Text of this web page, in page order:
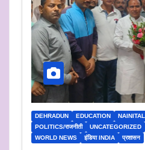
DEHRADUN EDUCATION NAINITAL
POLITICS/राजनीती
UNCATEGORIZED
WORLD NEWS
इंडिया INDIA प्रशासन